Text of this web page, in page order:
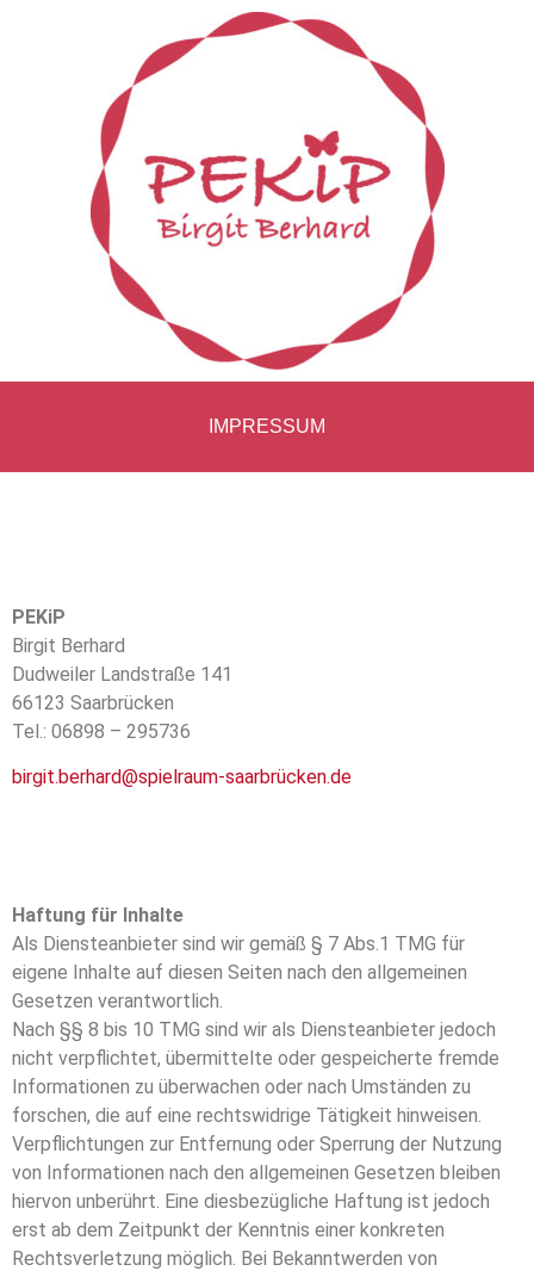
IMPRESSUM
PEKiP
Birgit Berhard
Dudweiler Landstraße 141
66123 Saarbrücken
Tel.: 06898 – 295736
birgit.berhard@spielraum-saarbrücken.de
Haftung für Inhalte
Als Diensteanbieter sind wir gemäß § 7 Abs.1 TMG für
eigene Inhalte auf diesen Seiten nach den allgemeinen
Gesetzen verantwortlich.
Nach §§ 8 bis 10 TMG sind wir als Diensteanbieter jedoch
nicht verpflichtet, übermittelte oder gespeicherte fremde
Informationen zu überwachen oder nach Umständen zu
forschen, die auf eine rechtswidrige Tätigkeit hinweisen.
Verpflichtungen zur Entfernung oder Sperrung der Nutzung
von Informationen nach den allgemeinen Gesetzen bleiben
hiervon unberührt. Eine diesbezügliche Haftung ist jedoch
erst ab dem Zeitpunkt der Kenntnis einer konkreten
Rechtsverletzung möglich. Bei Bekanntwerden von